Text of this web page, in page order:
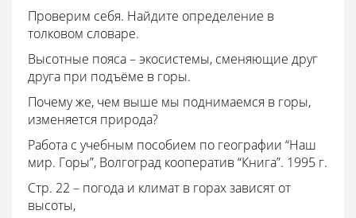
Проверим себя. Найдите определение в
толковом словаре.
Высотные пояса – экосистемы, сменяющие друг
друга при подъёме в горы.
Почему же, чем выше мы поднимаемся в горы,
изменяется природа?
Работа с учебным пособием по географии “Наш
мир. Горы”, Волгоград кооператив “Книга”. 1995 г.
Стр. 22 – погода и климат в горах зависят от
высоты,